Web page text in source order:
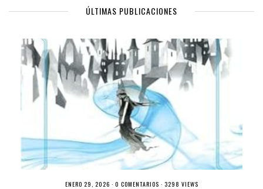
ÚLTIMAS PUBLICACIONES
ENERO 29, 2026 · 0 COMENTARIOS · 3298 VIEWS